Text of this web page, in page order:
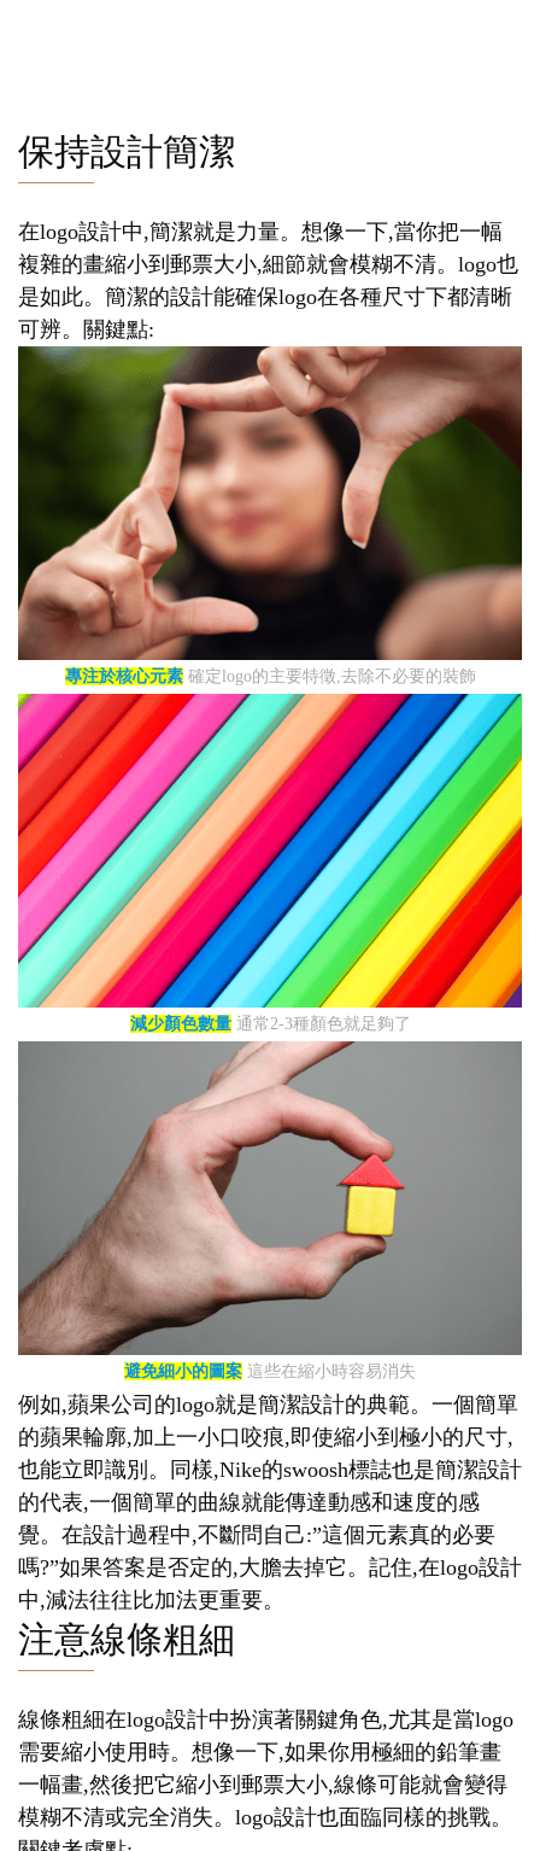
保持設計簡潔
在logo設計中,簡潔就是力量。想像一下,當你把一幅
複雜的畫縮小到郵票大小,細節就會模糊不清。logo也
是如此。簡潔的設計能確保logo在各種尺寸下都清晰
可辨。關鍵點:
專注於核心元素確定logo的主要特徵,去除不必要的裝飾
減少顏色數量通常2-3種顏色就足夠了
避免細小的圖案 這些在縮小時容易消失
例如,蘋果公司的logo就是簡潔設計的典範。一個簡單
的蘋果輪廓,加上一小口咬痕,即使縮小到極小的尺寸,
也能立即識別。同樣,Nike的swoosh標誌也是簡潔設計
的代表,一個簡單的曲線就能傳達動感和速度的感
覺。在設計過程中,不斷問自己:”這個元素真的必要
嗎?”如果答案是否定的,大膽去掉它。記住,在logo設計
中,減法往往比加法更重要。
注意線條粗細
線條粗細在logo設計中扮演著關鍵角色,尤其是當logo
需要縮小使用時。想像一下,如果你用極細的鉛筆畫
一幅畫,然後把它縮小到郵票大小,線條可能就會變得
模糊不清或完全消失。logo設計也面臨同樣的挑戰。